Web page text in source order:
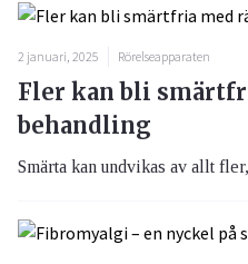
2 januari, 2025 Rörelseapparaten
Fler kan bli
behandling
Smärta kan undvikas av allt